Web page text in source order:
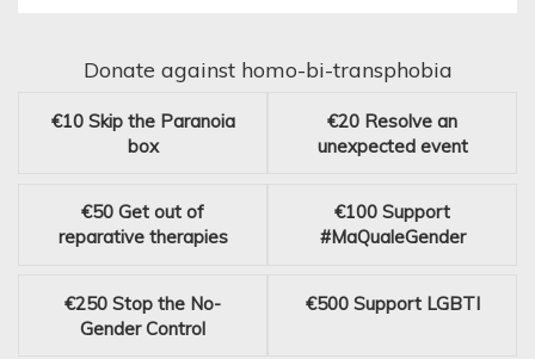
Donate against homo-bi-transphobia
€10 Skip the Paranoia
box
€20 Resolve an
unexpected event
€50 Get out of
reparative therapies
€100 Support
#MaQualeGender
€250 Stop the No-
Gender Control
€500 Support LGBTI